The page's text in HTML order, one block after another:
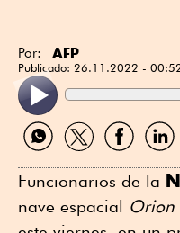
Por: AFP
Publicado: 26.11.2022 -
Compartir
por
Compartir
por
Compartir
por
por
Funcionarios de la
nave espacial Orion